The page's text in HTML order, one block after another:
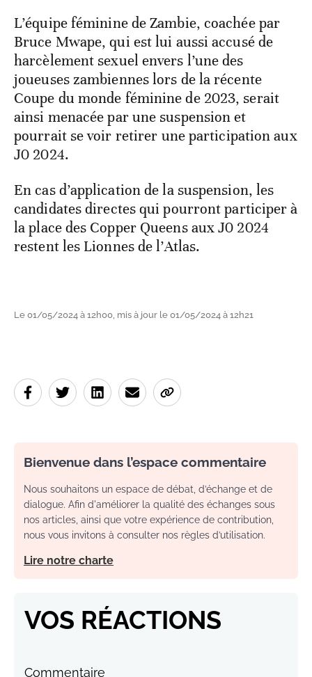
L’équipe féminine de Zambie, coachée par
Bruce Mwape, qui est lui aussi accusé de
harcèlement sexuel envers l’une des
joueuses zambiennes lors de la récente
Coupe du monde féminine de 2023, serait
ainsi menacée par une suspension et
pourrait se voir retirer une participation aux
J0 2024.
En cas d’application de la suspension, les
candidates directes qui pourront participer à
la place des Copper Queens aux J0 2024
restent les Lionnes de l’Atlas.
Le 01/05/2024 à 12h00, mis à jour le 01/05/2024 à 12h21
Bienvenue dans l’espace commentaire
Nous souhaitons un espace de débat, d’échange et de
dialogue. Afin d'améliorer la qualité des échanges sous
nos articles, ainsi que votre expérience de contribution,
nous vous invitons à consulter nos règles d’utilisation.
Lire notre charte
VOS RÉACTIONS
Commentaire